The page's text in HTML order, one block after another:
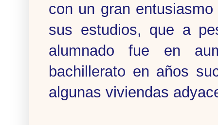
con un gran
sus estudios, que a
alumnado fue en
bachillerato en años
algunas viviendas